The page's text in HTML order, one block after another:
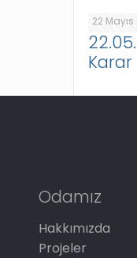
22 Mayıs
Karar
Odamız
Hakkımızda
Projeler